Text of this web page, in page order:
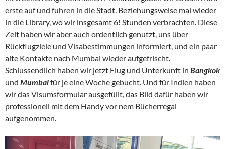
erste auf und fuhren in die Stadt. Beziehungsweise mal wieder
in die Library, wo wir insgesamt 6! Stunden verbrachten. Diese
Zeit haben wir aber auch ordentlich genutzt, uns über
Rückflugziele und Visabestimmungen informiert, und ein paar
alte Kontakte nach Mumbai wieder aufgefrischt.
Schlussendlich haben wir jetzt Flug und Unterkunft in Bangkok
und Mumbaifür je eine Woche gebucht. Und für Indien haben
wir das Visumsformular ausgefüllt, das Bild dafür haben wir
professionell mit dem Handy vor nem Bücherregal
aufgenommen.